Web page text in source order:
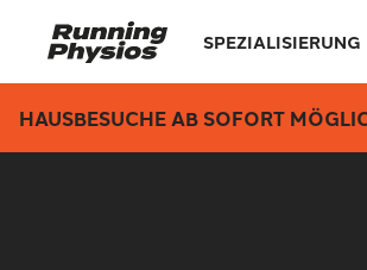
SPEZIALISIERUNG
HAUSBESUCHE AB SOFORT